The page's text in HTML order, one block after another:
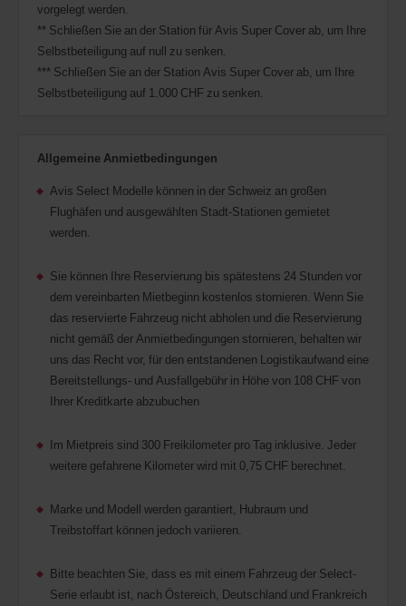
vorgelegt werden.
** Schließen Sie an der Station für Avis Super Cover ab, um Ihre
Selbstbeteiligung auf null zu senken.
*** Schließen Sie an der Station Avis Super Cover ab, um Ihre
Selbstbeteiligung auf 1.000 CHF zu senken.
Allgemeine Anmietbedingungen
Avis Select Modelle können in der Schweiz an großen
Flughäfen und ausgewählten Stadt-Stationen gemietet
werden.
Sie können Ihre Reservierung bis spätestens 24 Stunden vor
dem vereinbarten Mietbeginn kostenlos stornieren. Wenn Sie
das reservierte Fahrzeug nicht abholen und die Reservierung
nicht gemäß der Anmietbedingungen stornieren, behalten wir
uns das Recht vor, für den entstandenen Logistikaufwand eine
Bereitstellungs- und Ausfallgebühr in Höhe von 108 CHF von
Ihrer Kreditkarte abzubuchen
Im Mietpreis sind 300 Freikilometer pro Tag inklusive. Jeder
weitere gefahrene Kilometer wird mit 0,75 CHF berechnet.
Marke und Modell werden garantiert, Hubraum und
Treibstoffart können jedoch variieren.
Bitte beachten Sie, dass es mit einem Fahrzeug der Select-
Serie erlaubt ist, nach Östereich, Deutschland und Frankreich